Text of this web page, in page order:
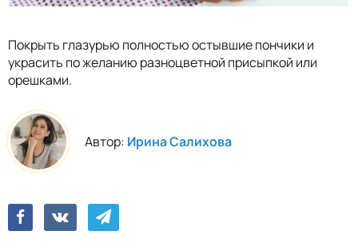
Покрыть глазурью полностью остывшие пончики и
украсить по желанию разноцветной присыпкой или
орешками.
Автор: Ирина Салихова